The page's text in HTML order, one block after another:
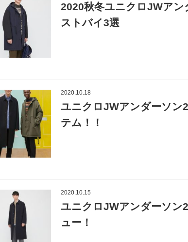
2020秋冬ユニクロJWア
ストバイ3選
2020.10.18
ユニクロJWアンダーソン
テム！！
2020.10.15
ユニクロJWアンダーソン
ュー！